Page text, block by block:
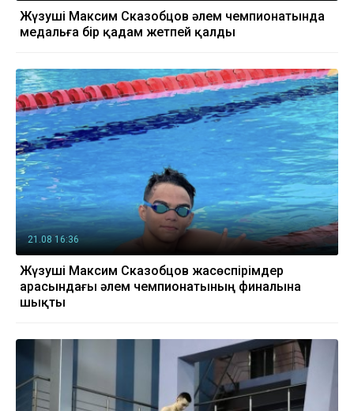
Жүзуші Максим Сказобцов әлем чемпионатында
медальға бір қадам жетпей қалды
21.08 16:36
Жүзуші Максим Сказобцов жасөспірімдер
арасындағы әлем чемпионатының финалына
шықты